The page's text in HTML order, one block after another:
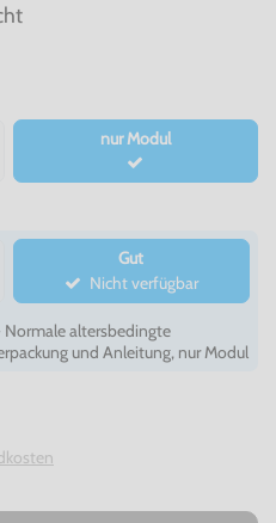
nur Modul
Gut
Nicht verfügbar
altersbedingte
und Anleitung, nur Modul